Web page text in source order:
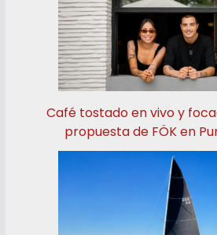
Café tostado en vivo y
propuesta de FÖK en